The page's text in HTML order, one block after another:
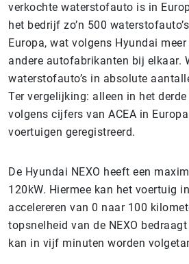
verkochte waterstofauto is in
het bedrijf zo’n 500
Europa, wat volgens Hyundai
andere autofabrikanten bij elkaar.
waterstofauto’s in absolute
Ter vergelijking: alleen in het
volgens cijfers van ACEA in
voertuigen geregistreerd.
De Hyundai NEXO heeft een
120kW. Hiermee kan het voertuig
accelereren van 0 naar 100
topsnelheid van de NEXO
kan in vijf minuten worden